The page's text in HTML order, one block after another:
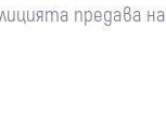
предава на